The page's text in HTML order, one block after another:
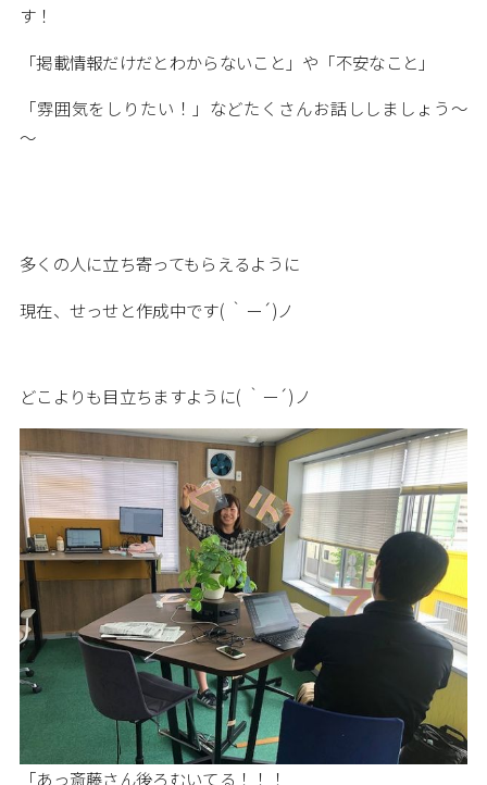
す！
「掲載情報だけだとわからないこと」や「不安なこと」
「雰囲気をしりたい！」などたくさんお話ししましょう～
～
多くの人に立ち寄ってもらえるように
現在、せっせと作成中です( ｀ー´)ノ
どこよりも目立ちますように( ｀ー´)ノ
「あっ斎藤さん後ろむいてる！！！